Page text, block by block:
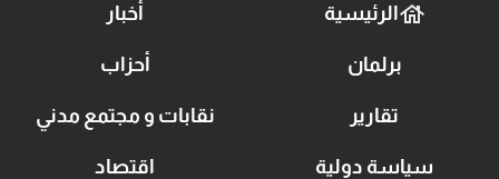
الرئيسية أخبار
برلمان أحزاب
تقارير نقابات و مجتمع مدني
سياسة دولية اقتصاد